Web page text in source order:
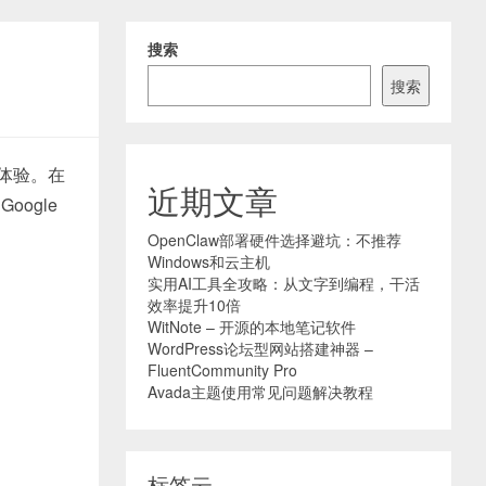
验。在
搜索
搜索
近期文章
OpenClaw部署硬件选择避坑：不推荐
Windows和云主机
实用AI工具全攻略：从文字到编程，干活
效率提升10倍
WitNote – 开源的本地笔记软件
WordPress论坛型网站搭建神器 –
FluentCommunity Pro
Avada主题使用常见问题解决教程